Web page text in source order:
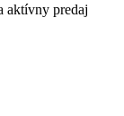
aktívny predaj